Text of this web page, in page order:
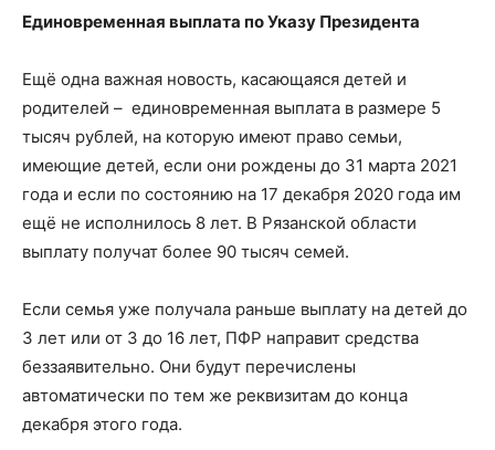
Единовременная выплата по Указу Президента
Ещё одна важная новость, касающаяся детей и
родителей – единовременная выплата в размере 5
тысяч рублей, на которую имеют право семьи,
имеющие детей, если они рождены до 31 марта 2021
года и если по состоянию на 17 декабря 2020 года им
ещё не исполнилось 8 лет. В Рязанской области
выплату получат более 90 тысяч семей.
Если семья уже получала раньше выплату на детей до
3 лет или от 3 до 16 лет, ПФР направит средства
беззаявительно. Они будут перечислены
автоматически по тем же реквизитам до конца
декабря этого года.